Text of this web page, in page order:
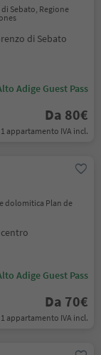
Sebato, Regione
di Sebato
Adige Guest Pass
Da 80€
appartamento IVA incl.
dolomitica Plan de
Adige Guest Pass
Da 70€
appartamento IVA incl.